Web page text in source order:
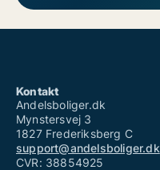
Kontakt
Andelsboliger.dk
Mynstersvej 3
1827 Frederiksberg C
support@andelsboliger.dk
CVR: 38854925